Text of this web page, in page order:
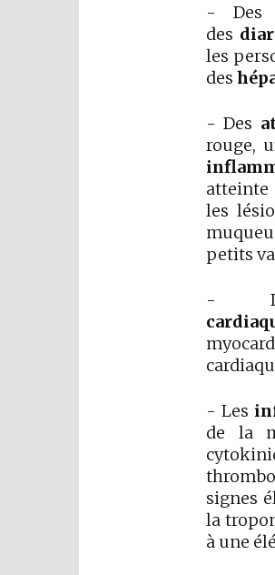
- Des
des
les
des
- Des
rouge,
atteinte
les
petits
- Il
- Les
de la
signes
la
à une